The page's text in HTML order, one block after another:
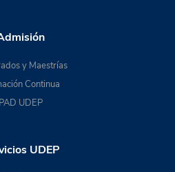
y Maestrías
Continua
PAD UDEP
UDEP